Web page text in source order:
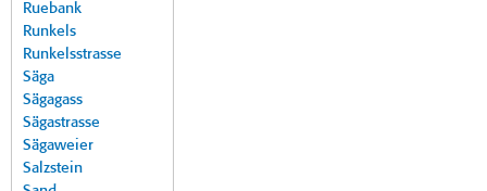
Ruebank
Runkels
Runkelsstrasse
Säga
Sägagass
Sägastrasse
Sägaweier
Salzstein